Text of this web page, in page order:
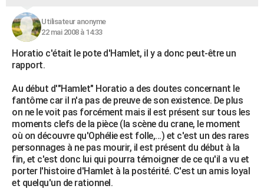
Dictionnaire
Biographies
Citations
Expressions
Proverbes
PROGRAMME TV
COPAINS D'AVANT
S'inscrire
Se connecter
Lycées
Collèges
Primaires
Universités
Entreprises
Service militaire
Avis de recherche
AVIS DE DÉCÈS
FORUM
Bricolage
Television
Utilisateur anonyme
22 mai 2008 à 14:33
Horatio c'était le pote d'Hamlet, il y a donc peut-être un
rapport.
Au début d'"Hamlet" Horatio a des doutes concernant le
fantôme car il n'a pas de preuve de son existence. De plus
on ne le voit pas forcément mais il est présent sur tous les
moments clefs de la pièce (la scène du crane, le moment
où on découvre qu'Ophélie est folle,...) et c'est un des rares
personnages à ne pas mourir, il est présent du début à la
fin, et c'est donc lui qui pourra témoigner de ce qu'il a vu et
porter l'histoire d'Hamlet à la postérité. C'est un amis loyal
et quelqu'un de rationnel.